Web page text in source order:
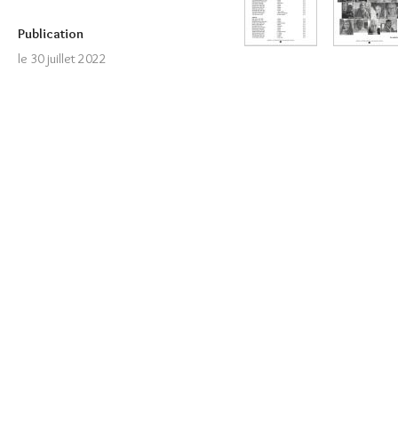
Publication
le 30 juillet 2022